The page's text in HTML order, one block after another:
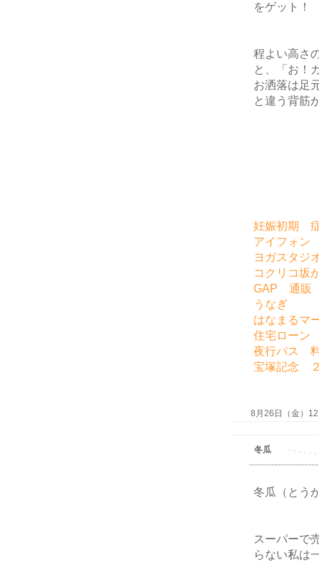
をゲット！
程よい高さ
と、「お！
お洒落は足
と違う背筋
妊娠初期
アイフォン
ヨガスタジ
コクリコ坂
GAP 通販
うなぎ
はなまるマ
住宅ローン
夜行バス
宝塚記念
8月26日（金）
冬瓜
冬瓜（とう
スーパーで
らない私は